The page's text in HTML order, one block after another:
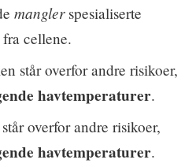
manglerspesialiserte
cellene.
står overfor andre risikoer,
havtemperaturer.
overfor andre risikoer,
havtemperaturer.